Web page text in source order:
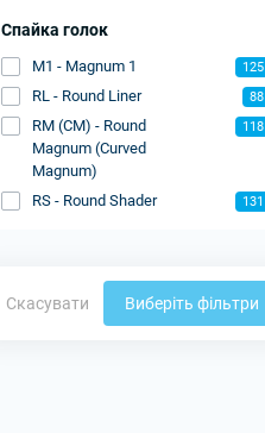
Спайка голок
M1 - Magnum 1 125
RL - Round Liner 88
RM (CM) - Round
Magnum (Curved
Magnum)
118
RS - Round Shader 131
Скасувати Виберіть фільтри